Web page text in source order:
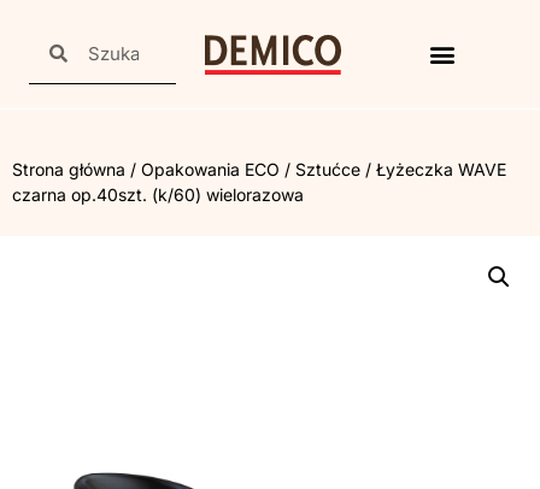
Strona główna / Opakowania ECO / Sztućce / Łyżeczka WAVE
czarna op.40szt. (k/60) wielorazowa